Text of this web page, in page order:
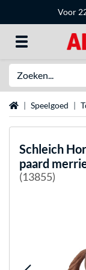
Voor
HomeSpeelgoed
Schleich
paard
(13855)